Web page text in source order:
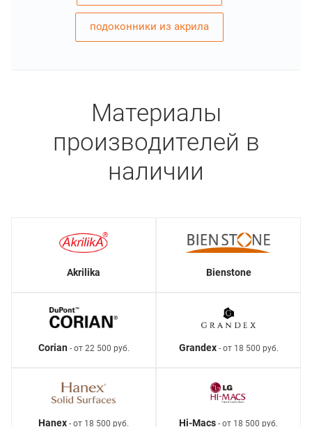
подоконники из акрила
Материалы
производителей в
наличии
Akrilika Bienstone
Corian- от 22 500 руб. Grandex- от 18 500 руб.
Hanex - от 18 500 руб. Hi-Macs - от 18 500 руб.